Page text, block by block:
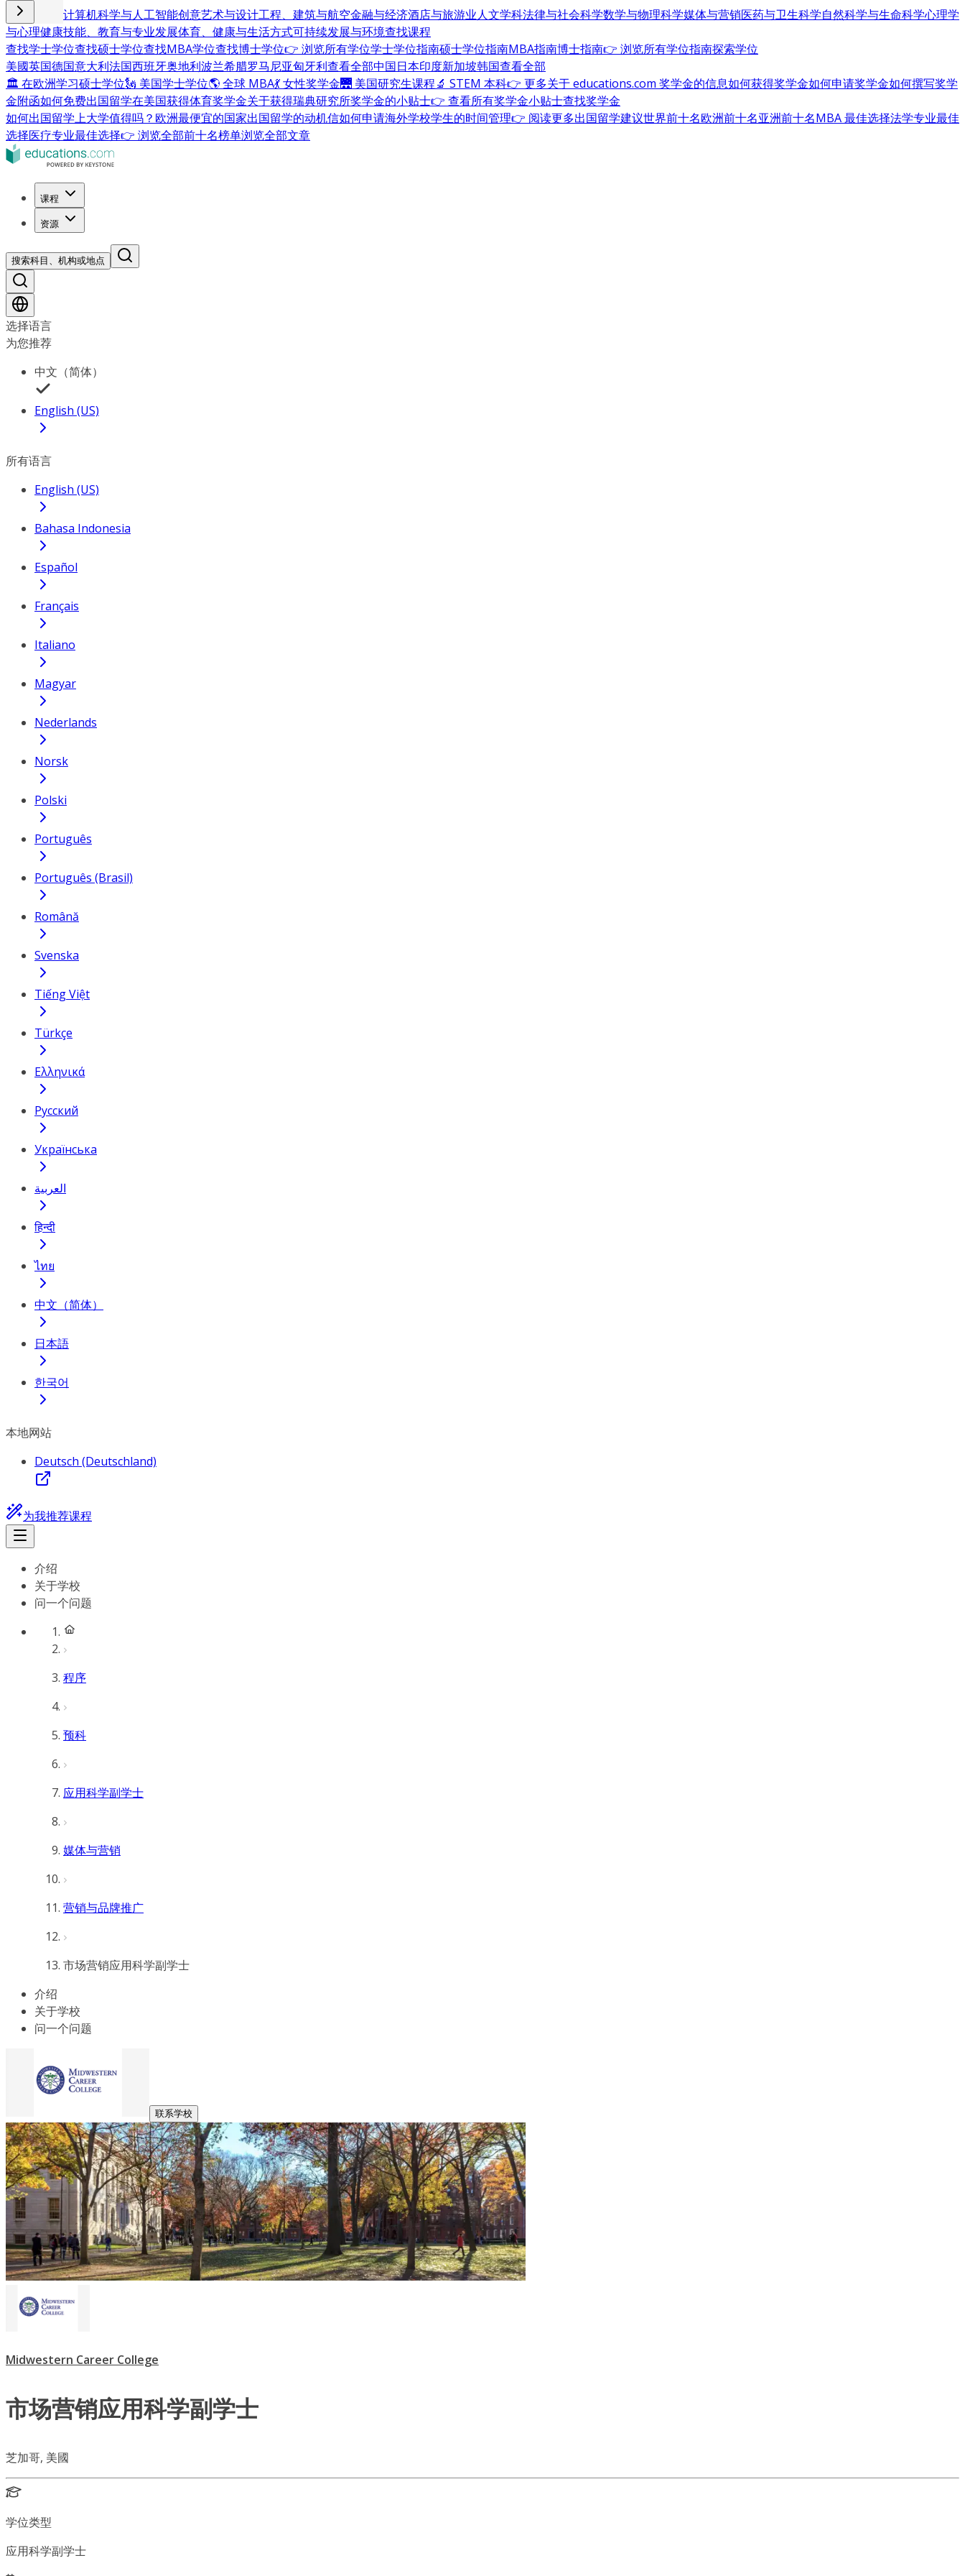
商业与管理 计算机科学与人工智能创意艺术与设计工程、建筑与航空金融与经济酒店与旅游业人文学科法律与社会科学数学与物理科学媒体与营销医药与卫生科学自然科学与生命科学心理学
与心理健康技能、教育与专业发展体育、健康与生活方式可持续发展与环境查找课程
查找学士学位查找硕士学位查找MBA学位查找博士学位👉 浏览所有学位学士学位指南硕士学位指南MBA指南博士指南👉 浏览所有学位指南探索学位
美國英国德国意大利法国西班牙奥地利波兰希腊罗马尼亚匈牙利查看全部中国日本印度新加坡韩国查看全部
🏛 在欧洲学习硕士学位🗽 美国学士学位🌎 全球 MBA💃 女性奖学金🌉 美国研究生课程🔬 STEM 本科👉 更多关于 educations.com 奖学金的信息如何获得奖学金如何申请奖学金如何撰写奖学
金附函如何免费出国留学在美国获得体育奖学金关于获得瑞典研究所奖学金的小贴士👉 查看所有奖学金小贴士查找奖学金
如何出国留学上大学值得吗？ 欧洲最便宜的国家出国留学的动机信如何申请海外学校学生的时间管理👉 阅读更多出国留学建议世界前十名欧洲前十名亚洲前十名MBA 最佳选择法学专业最佳
选择医疗专业最佳选择👉 浏览全部前十名榜单浏览全部文章
课程
资源
搜索科目、机构或地点
选择语言
为您推荐
中文（简体）
English (US)
所有语言
English (US)
Bahasa Indonesia
Español
Français
Italiano
Magyar
Nederlands
Norsk
Polski
Português
Português (Brasil)
Română
Svenska
Tiếng Việt
Türkçe
Ελληνικά
Русский
Українська
العربية
हिन्दी
ไทย
中文（简体）
日本語
한국어
本地网站
Deutsch (Deutschland)
为我推荐课程
介绍
关于学校
问一个问题
程序
预科
应用科学副学士
媒体与营销
营销与品牌推广
市场营销应用科学副学士
介绍
关于学校
问一个问题
联系学校
Midwestern Career College
市场营销应用科学副学士
芝加哥, 美國
学位类型
应用科学副学士